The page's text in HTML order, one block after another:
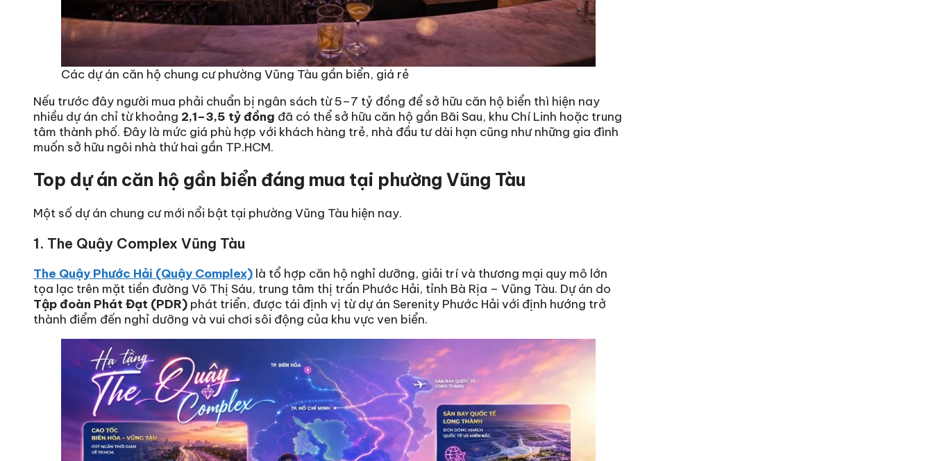
Các dự án căn hộ chung cư phường Vũng Tàu gần biển, giá rẻ
Nếu trước đây người mua phải chuẩn bị ngân sách từ 5–7 tỷ đồng để sở hữu căn hộ biển thì hiện nay
nhiều dự án chỉ từ khoảng 2,1–3,5 tỷ đồng đã có thể sở hữu căn hộ gần Bãi Sau, khu Chí Linh hoặc trung
tâm thành phố. Đây là mức giá phù hợp với khách hàng trẻ, nhà đầu tư dài hạn cũng như những gia đình
muốn sở hữu ngôi nhà thứ hai gần TP.HCM.
Top dự án căn hộ gần biển đáng mua tại phường Vũng Tàu
Một số dự án chung cư mới nổi bật tại phường Vũng Tàu hiện nay.
1. The Quậy Complex Vũng Tàu
The Quậy Phước Hải (Quậy Complex) là tổ hợp căn hộ nghỉ dưỡng, giải trí và thương mại quy mô lớn
tọa lạc trên mặt tiền đường Võ Thị Sáu, trung tâm thị trấn Phước Hải, tỉnh Bà Rịa – Vũng Tàu. Dự án do
Tập đoàn Phát Đạt (PDR) phát triển, được tái định vị từ dự án Serenity Phước Hải với định hướng trở
thành điểm đến nghỉ dưỡng và vui chơi sôi động của khu vực ven biển.